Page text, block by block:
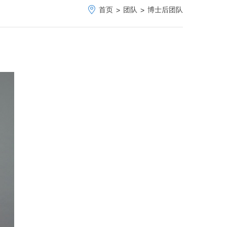
首页 > 团队 > 博士后团队